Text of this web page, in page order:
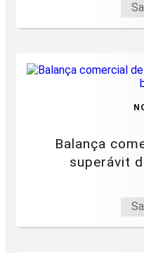
Balança
superávit